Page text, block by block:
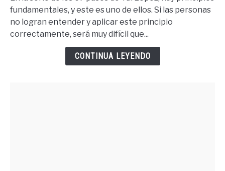
Lo
Que
Quieres
fundamentales, y este es uno de ellos. Si las personas
no logran entender y aplicar este principio
correctamente, será muy difícil que...
CONTINUA LEYENDO